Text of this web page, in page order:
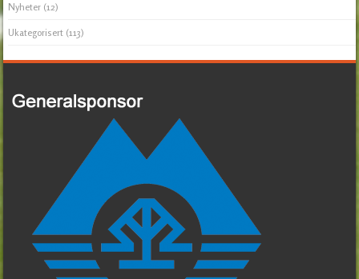
Nyheter (12)
Ukategorisert (113)